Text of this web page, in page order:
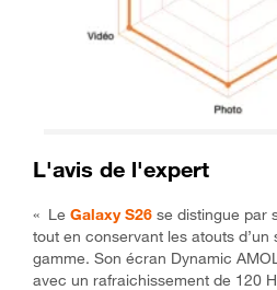
L'avis de l'expert
« Le Galaxy S26 se distingue par
tout en conservant les atouts d’un
gamme. Son écran Dynamic
avec un rafraichissement de 120